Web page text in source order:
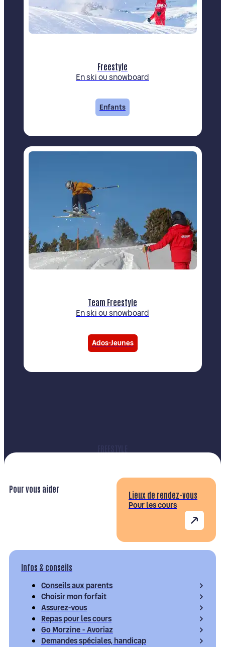
Freestyle
En ski ou snowboard
Enfants
Team Freestyle
En ski ou snowboard
Ados-Jeunes
Pour vous aider
Lieux de rendez-vous
Pour les cours
Infos & conseils
Conseils aux parents
Choisir mon forfait
Assurez-vous
Repas pour les cours
Go Morzine - Avoriaz
Demandes spéciales, handicap